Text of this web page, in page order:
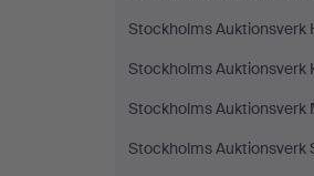
Stockholms Auktionsverk
Stockholms Auktionsverk
Stockholms Auktionsverk
Stockholms Auktionsverk